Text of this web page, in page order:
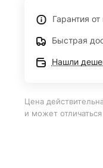
Гарантия
Быстрая
Нашли
Цена
и может